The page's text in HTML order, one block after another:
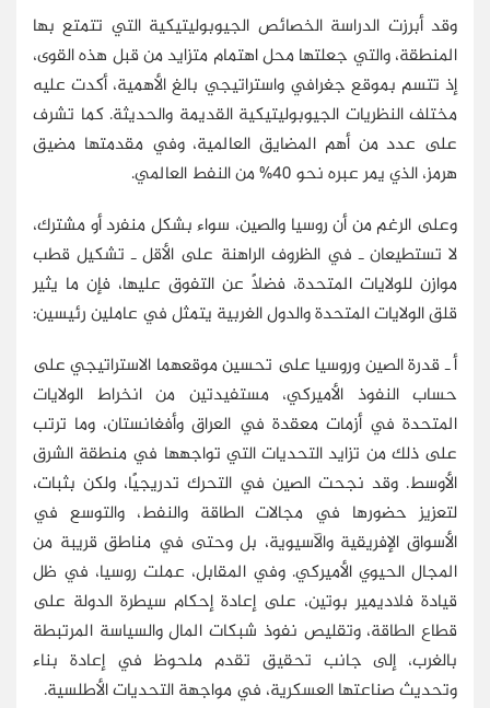
وقد أبرزت الدراسة الخصائص الجيوبوليتيكية التي تتمتع بها
المنطقة، والتي جعلتها محل اهتمام متزايد من قبل هذه القوى،
إذ تتسم بموقع جغرافي واستراتيجي بالغ الأهمية، أكدت عليه
مختلف النظريات الجيوبوليتيكية القديمة والحديثة. كما تشرف
على عدد من أهم المضايق العالمية، وفي مقدمتها مضيق
هرمز، الذي يمر عبره نحو 40% من النفط العالمي.
وعلى الرغم من أن روسيا والصين، سواء بشكل منفرد أو مشترك،
لا تستطيعان ـ في الظروف الراهنة على الأقل ـ تشكيل قطب
موازن للولايات المتحدة، فضلًا عن التفوق عليها، فإن ما يثير
قلق الولايات المتحدة والدول الغربية يتمثل في عاملين رئيسين:
أ ـ قدرة الصين وروسيا على تحسين موقعهما الاستراتيجي على
حساب النفوذ الأميركي، مستفيدتين من انخراط الولايات
المتحدة في أزمات معقدة في العراق وأفغانستان، وما ترتب
على ذلك من تزايد التحديات التي تواجهها في منطقة الشرق
الأوسط. وقد نجحت الصين في التحرك تدريجيًا، ولكن بثبات،
لتعزيز حضورها في مجالات الطاقة والنفط، والتوسع في
الأسواق الإفريقية والآسيوية، بل وحتى في مناطق قريبة من
المجال الحيوي الأميركي. وفي المقابل، عملت روسيا، في ظل
قيادة فلاديمير بوتين، على إعادة إحكام سيطرة الدولة على
قطاع الطاقة، وتقليص نفوذ شبكات المال والسياسة المرتبطة
بالغرب، إلى جانب تحقيق تقدم ملحوظ في إعادة بناء
وتحديث صناعتها العسكرية، في مواجهة التحديات الأطلسية.